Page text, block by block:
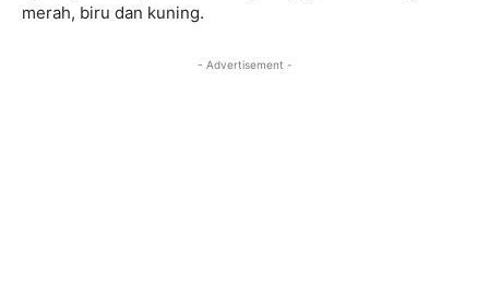
merah, biru dan kuning.
- Advertisement -